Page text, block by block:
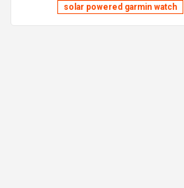
solar powered garmin watch